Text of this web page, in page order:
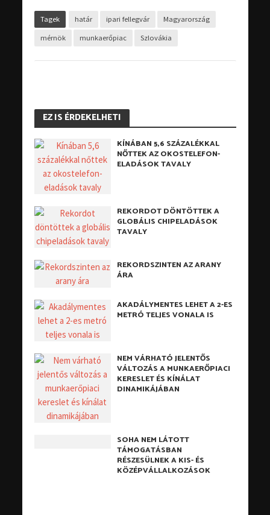
Tagek határ ipari fellegvár Magyarország
mérnök munkaerőpiac Szlovákia
EZ IS ÉRDEKELHETI
KÍNÁBAN 5,6 SZÁZALÉKKAL
NŐTTEK AZ OKOSTELEFON-
ELADÁSOK TAVALY
REKORDOT DÖNTÖTTEK A
GLOBÁLIS CHIPELADÁSOK
TAVALY
REKORDSZINTEN AZ ARANY
ÁRA
AKADÁLYMENTES LEHET A 2-ES
METRÓ TELJES VONALA IS
NEM VÁRHATÓ JELENTŐS
VÁLTOZÁS A MUNKAERŐPIACI
KERESLET ÉS KÍNÁLAT
DINAMIKÁJÁBAN
SOHA NEM LÁTOTT
TÁMOGATÁSBAN
RÉSZESÜLNEK A KIS- ÉS
KÖZÉPVÁLLALKOZÁSOK